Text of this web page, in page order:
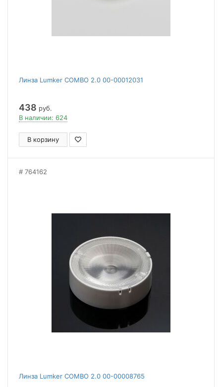
Линза Lumker COMBO 2.0 00-00012031
438 руб.
В наличии: 624
В корзину
764162
Линза Lumker COMBO 2.0 00-00008765